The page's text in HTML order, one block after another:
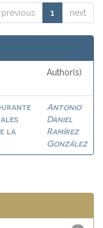
previous 1 next
Author(s)
la
Antonio
Daniel
Ramírez
González